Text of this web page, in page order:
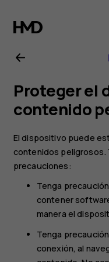
Manual
del
usuario
de
Nokia 1
Proteger el
contenido
El dispositivo puede
contenidos peligrosos.
precauciones:
Tenga
contener
manera el
Tenga
conexión, al